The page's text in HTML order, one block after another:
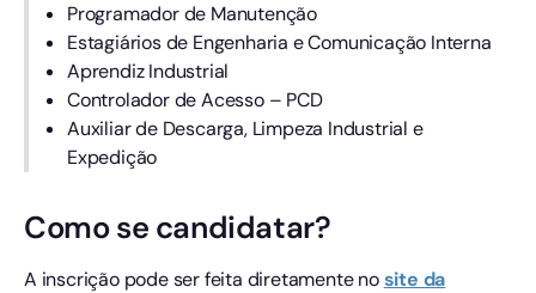
Programador de Manutenção
Estagiários de Engenharia e Comunicação Interna
Aprendiz Industrial
Controlador de Acesso – PCD
Auxiliar de Descarga, Limpeza Industrial e
Expedição
Como se candidatar?
A inscrição pode ser feita diretamente nosite da